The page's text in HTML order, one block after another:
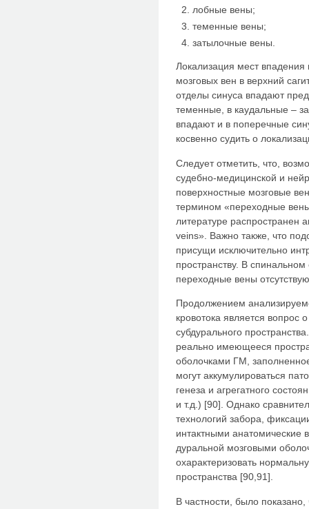
лобные вены;
теменные вены;
затылочные вены.
Локализация мест
мозговых вен в верхний
отделы синуса впадают
теменные, в каудальные –
впадают и в поперечные
косвенно судить о
Следует отметить, что,
судебно-медицинской и
поверхностные мозговые
термином «переходные
литературе распространен
veins». Важно также, что
присущи исключительно
пространству. В
переходные вены
Продолжением
кровотока является вопрос
субдурального
реально имеющееся
оболочками ГМ,
могут аккумулироваться
генеза и агрегатного
и т.д.) [90]. Однако
технологий забора,
интактными анатомические
дуральной мозговыми
охарактеризовать
пространства [90,91].
В частности, было